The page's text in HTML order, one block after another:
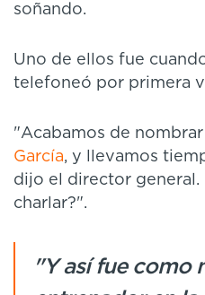
soñando.
Uno de ellos fue
telefoneó por primera
"Acabamos de
García, y llevamos
dijo el director general.
charlar?".
"Y así fue como